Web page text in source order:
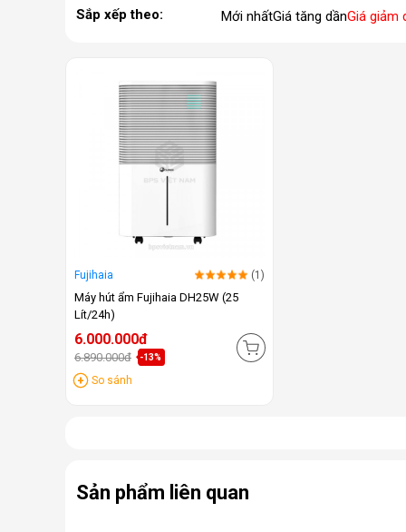
Sắp xếp theo: Mới nhấtGiá tăng dầnGiá giảm
Fujihaia (1)
Máy hút ẩm Fujihaia DH25W (25
Lít/24h)
6.000.000đ
6.890.000đ -13%
So sánh
Sản phẩm liên quan